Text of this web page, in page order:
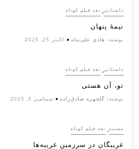
داستانی, نقد فیلم کوتاه
نیمۀ پنهان
نوشته: هادی علی‌پناه اکتبر 25, 2025
داستانی, نقد فیلم کوتاه
تو، آن هستی
نوشته: گلچهره صادق‌زاده سپتامبر 9, 2025
مستند, نقد فیلم کوتاه
غریبگان در سرزمین غریبه‌ها